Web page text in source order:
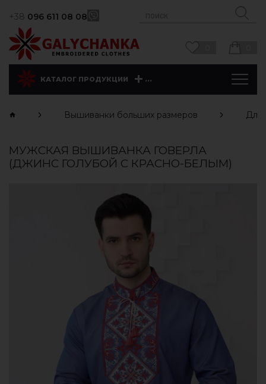
+38 096 611 08 08
КАТАЛОГ ПРОДУКЦИИ ...
Вышиванки больших размеров Для
МУЖСКАЯ ВЫШИВАНКА ГОВЕРЛА
(ДЖИНС ГОЛУБОЙ С КРАСНО-БЕЛЫМ)